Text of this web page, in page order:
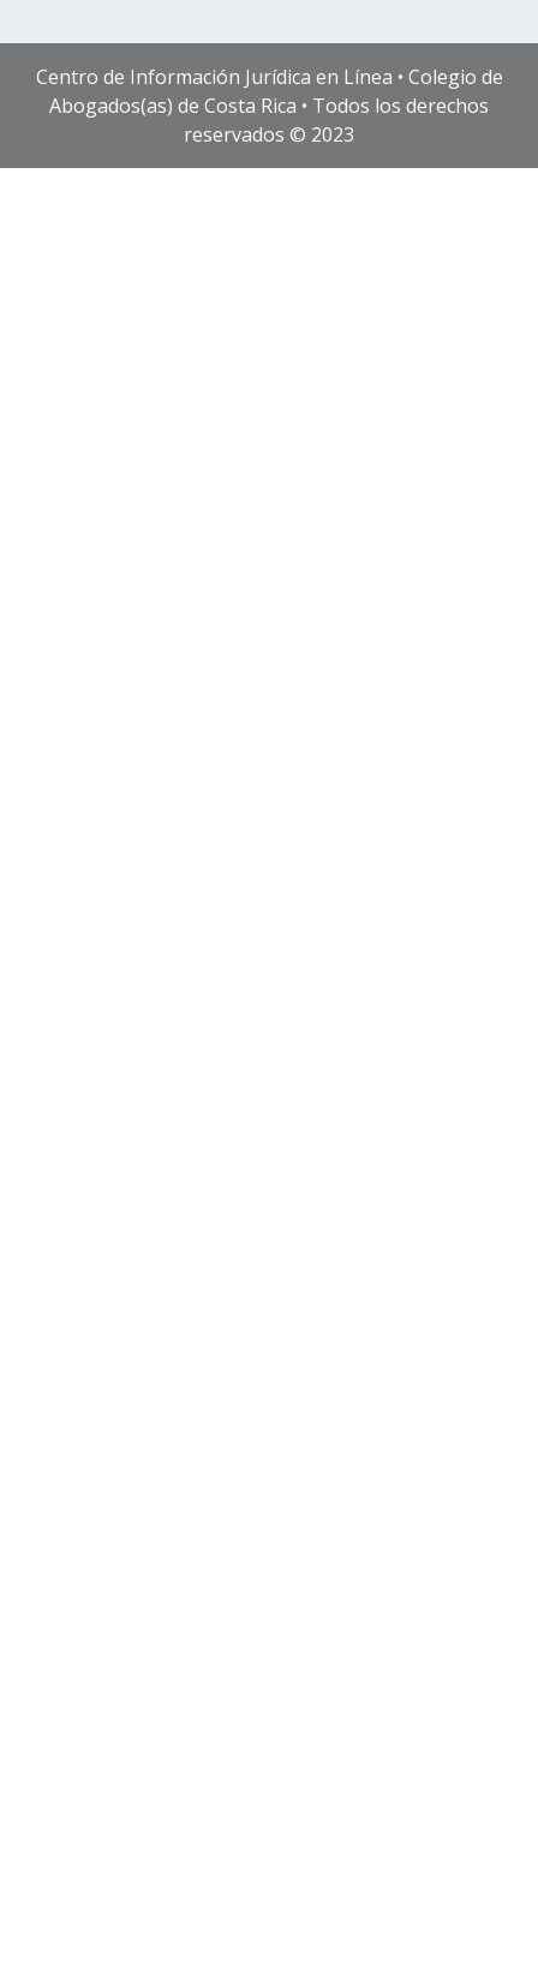
Centro de Información Jurídica en Línea • Colegio de
Abogados(as) de Costa Rica • Todos los derechos
reservados © 2023